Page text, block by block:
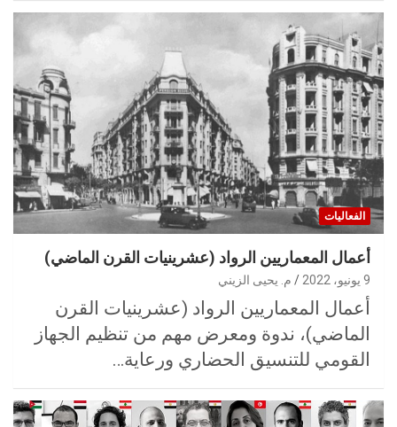
الفعاليات
أعمال المعماريين الرواد (عشرينيات القرن الماضي)
9 يونيو، 2022 م. يحيى الزيني
أعمال المعماريين الرواد (عشرينيات القرن
الماضي)، ندوة ومعرض مهم من تنظيم الجهاز
القومي للتنسيق الحضاري ورعاية…